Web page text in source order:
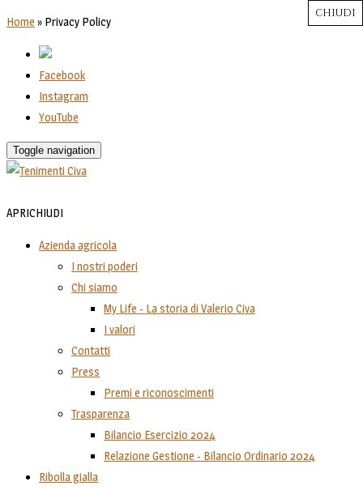
Home » Privacy Policy
Facebook
Instagram
YouTube
Toggle navigation
APRICHIUDI
Azienda agricola
I nostri poderi
Chi siamo
My Life - La storia di Valerio Civa
I valori
Contatti
Press
Premi e riconoscimenti
Trasparenza
Bilancio Esercizio 2024
Relazione Gestione - Bilancio Ordinario 2024
Ribolla gialla
Close
Close
Close
Close
CHIUDI
CHIUDI
CHIUDI
CHIUDI
CHIUDI